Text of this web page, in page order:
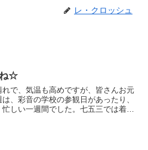
レ・クロッシュ
ね☆
で、気温も高めですが、皆さんお元
、彩音の学校の参観日があったり、
しい一週間でした。七五三では着物